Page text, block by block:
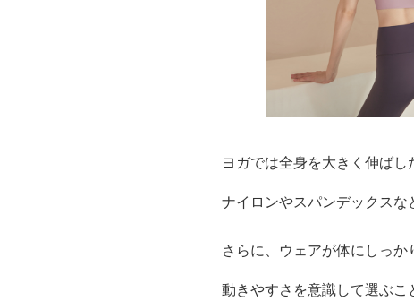
ヨガでは全身を大きく伸ばし
ナイロンやスパンデックスな
さらに、ウェアが体にしっか
動きやすさを意識して選ぶこ